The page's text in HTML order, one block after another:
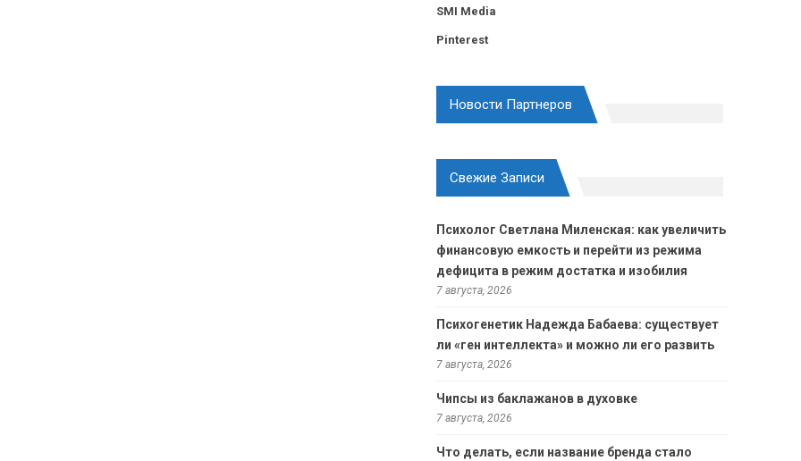
SMI Media
Pinterest
Новости Партнеров
Свежие Записи
Психолог Светлана Миленская: как увеличить
финансовую емкость и перейти из режима
дефицита в режим достатка и изобилия
7 августа, 2026
Психогенетик Надежда Бабаева: существует
ли «ген интеллекта» и можно ли его развить
7 августа, 2026
Чипсы из баклажанов в духовке
7 августа, 2026
Что делать, если название бренда стало